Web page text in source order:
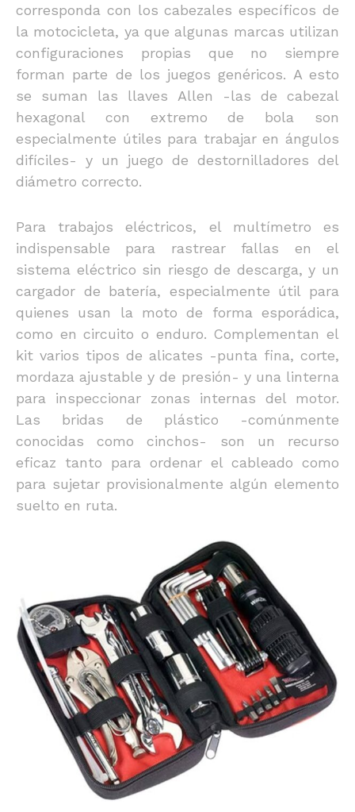
corresponda con los cabezales específicos de
la motocicleta, ya que algunas marcas utilizan
configuraciones propias que no siempre
forman parte de los juegos genéricos. A esto
se suman las llaves Allen -las de cabezal
hexagonal con extremo de bola son
especialmente útiles para trabajar en ángulos
difíciles- y un juego de destornilladores del
diámetro correcto.
Para trabajos eléctricos, el multímetro es
indispensable para rastrear fallas en el
sistema eléctrico sin riesgo de descarga, y un
cargador de batería, especialmente útil para
quienes usan la moto de forma esporádica,
como en circuito o enduro. Complementan el
kit varios tipos de alicates -punta fina, corte,
mordaza ajustable y de presión- y una linterna
para inspeccionar zonas internas del motor.
Las bridas de plástico -comúnmente
conocidas como cinchos- son un recurso
eficaz tanto para ordenar el cableado como
para sujetar provisionalmente algún elemento
suelto en ruta.